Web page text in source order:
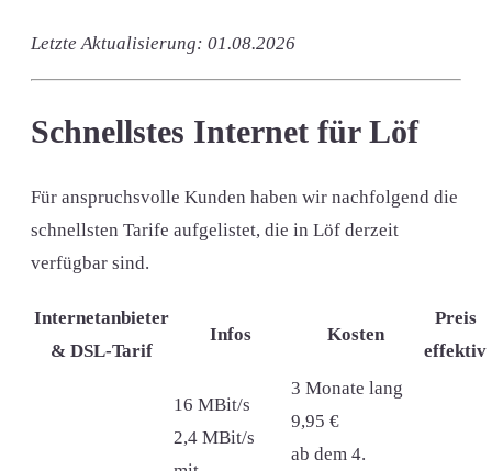
Letzte Aktualisierung: 01.08.2026
Schnellstes Internet für Löf
Für anspruchsvolle Kunden haben wir nachfolgend die
schnellsten Tarife aufgelistet, die in Löf derzeit
verfügbar sind.
Internetanbieter
& DSL-Tarif
Infos Kosten
Preis
effektiv
16 MBit/s
2,4 MBit/s
3 Monate lang
9,95 €
ab dem 4.